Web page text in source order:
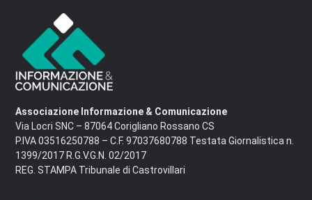
Associazione Informazione & Comunicazione
Via Locri SNC – 87064 Corigliano Rossano CS
P.IVA 03516250788 – C.F. 97037680788 Testata Giornalistica n.
1399/2017 R.G.V.G.N. 02/2017
REG. STAMPA Tribunale di Castrovillari